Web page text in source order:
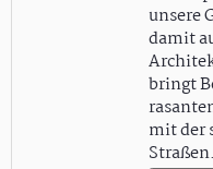
unsere
damit
bringt
mit der